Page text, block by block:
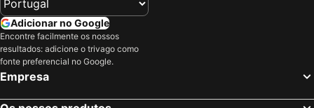
Adicionar no Google
Encontre facilmente os nossos
resultados: adicione o trivago como
fonte preferencial no Google.
Empresa